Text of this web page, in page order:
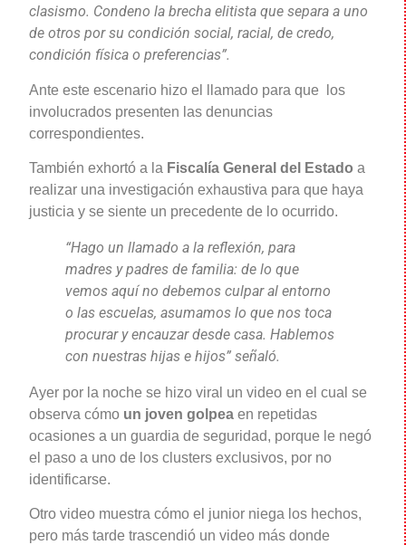
clasismo. Condeno la brecha elitista que separa a uno
de otros por su condición social, racial, de credo,
condición física o preferencias”.
Ante este escenario hizo el llamado para que los
involucrados presenten las denuncias
correspondientes.
También exhortó a la Fiscalía General del Estado a
realizar una investigación exhaustiva para que haya
justicia y se siente un precedente de lo ocurrido.
“Hago un llamado a la reflexión, para
madres y padres de familia: de lo que
vemos aquí no debemos culpar al entorno
o las escuelas, asumamos lo que nos toca
procurar y encauzar desde casa. Hablemos
con nuestras hijas e hijos” señaló.
Ayer por la noche se hizo viral un video en el cual se
observa cómo un joven golpea en repetidas
ocasiones a un guardia de seguridad, porque le negó
el paso a uno de los clusters exclusivos, por no
identificarse.
Otro video muestra cómo el junior niega los hechos,
pero más tarde trascendió un video más donde